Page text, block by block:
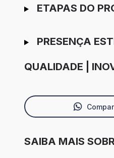
ETAPAS DO
PRESENÇA
QUALIDADE |
SAIBA MAIS